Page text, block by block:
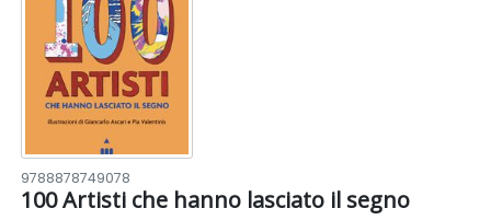
9788878749078
100 Artisti che hanno lasciato il segno